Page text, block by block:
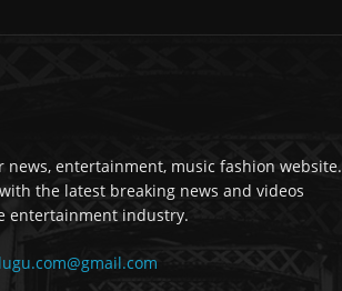
news, entertainment, music fashion website.
the latest breaking news and videos
entertainment industry.